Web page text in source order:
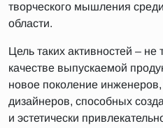
творческого мышления
области.
Цель таких активностей – не
качестве выпускаемой
новое поколение инженеров,
дизайнеров, способных
и эстетически